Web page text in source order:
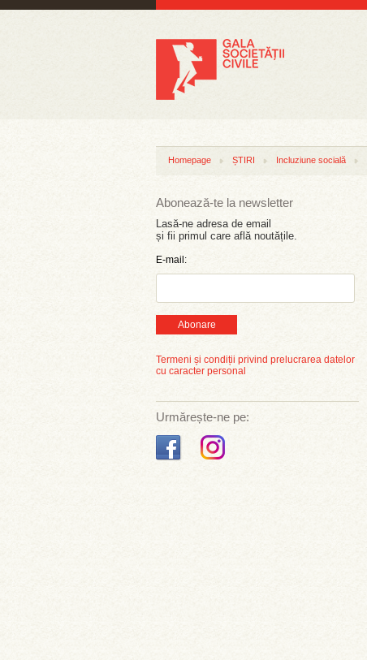
Homepage ȘTIRI Incluziune socială
Abonează-te la newsletter
Lasă-ne adresa de email
și fii primul care află noutățile.
E-mail:
Abonare
Termeni și condiții privind prelucrarea datelor
cu caracter personal
Urmărește-ne pe: